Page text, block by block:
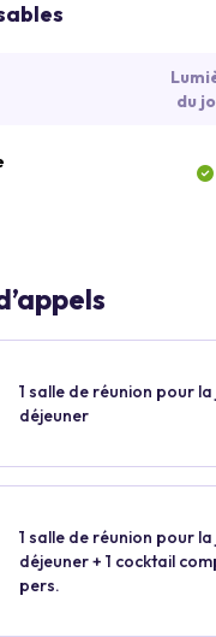
du
1 salle de réunion pour
déjeuner
1 salle de réunion pour
déjeuner + 1 cocktail
pers.